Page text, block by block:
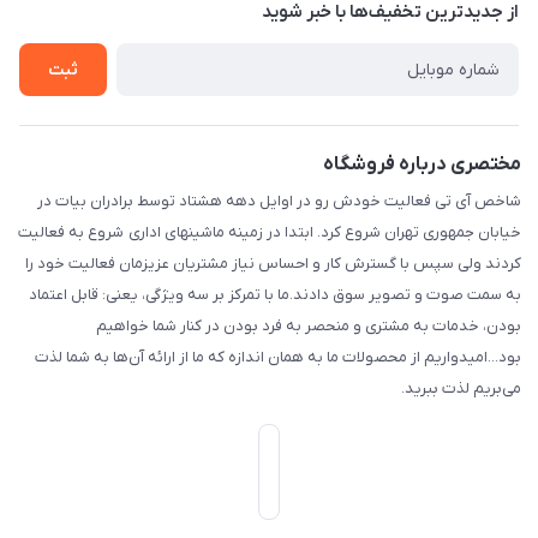
بست پنجم، پلاک: 1.0، طبقه: 3، واحد: غربی، / واحد فروش :تهران،
درباره ما
راهنما
از جدید‌ترین تخفیف‌ها با‌ خبر شوید
ثبت
مختصری درباره فروشگاه
شاخص آی تی فعالیت خودش رو در اوایل دهه هشتاد توسط برادران بیات در
خیابان جمهوری تهران شروع کرد. ابتدا در زمینه ماشینهای اداری شروع به فعالیت
کردند ولی سپس با گسترش کار و احساس نیاز مشتریان عزیزمان فعالیت خود را
به سمت صوت و تصویر سوق دادند.ما با تمرکز بر سه ویژگی، یعنی: قابل اعتماد
بودن، خدمات به مشتری و منحصر به فرد بودن در کنار شما خواهیم
بود...امیدواریم از محصولات ما به همان اندازه که ما از ارائه آن‌ها به شما لذت
می‌‌بریم لذت ببرید.